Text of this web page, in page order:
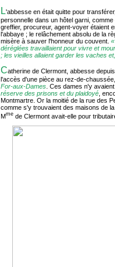
L'abbesse en était quitte pour
personnelle dans un hôtel garni,
greffier, procureur, agent-voyer étaient
l'abbaye ; le relâchement absolu de la
misère à sauver l'honneur du couvent.
déréglées travaillaient pour vivre et
; les vieilles allaient garder les vaches
Catherine de Clermont, abbesse
l'accès d'une pièce au rez-de-
For-aux-Dames. Ces dames n'y
réserve des prisons et du plaidoyé,
Montmartre. Or la moitié de la rue des
comme s'y trouvaient des maisons de
Mmede Clermont avait-elle pour